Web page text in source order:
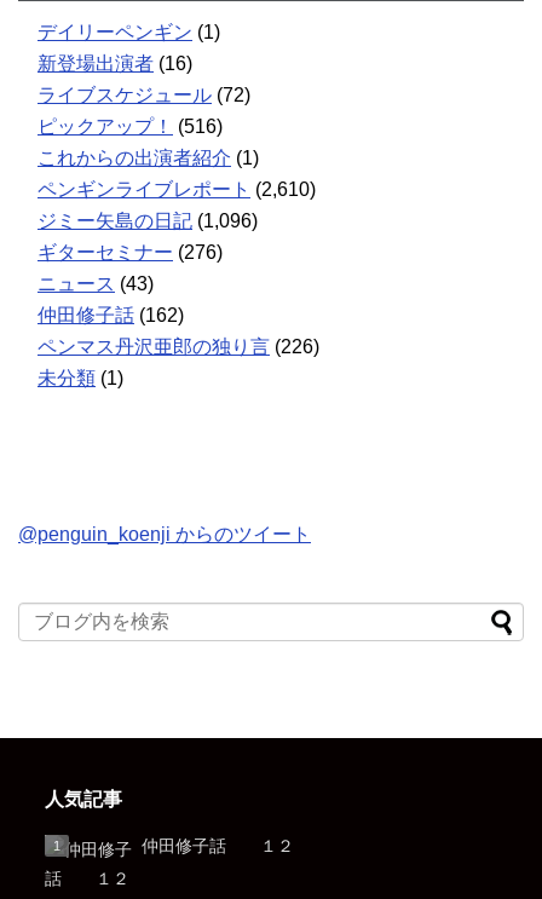
デイリーペンギン (1)
新登場出演者 (16)
ライブスケジュール (72)
ピックアップ！
(516)
これからの出演者紹介 (1)
ペンギンライブレポート (2,610)
ジミー矢島の日記 (1,096)
ギターセミナー (276)
ニュース (43)
仲田修子話 (162)
ペンマス丹沢亜郎の独り言 (226)
未分類 (1)
@penguin_koenji からのツイート
人気記事
仲田修子話 １２